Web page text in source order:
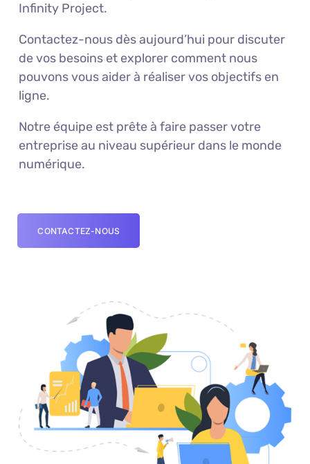
Infinity Project.
Contactez-nous dès aujourd’hui pour discuter
de vos besoins et explorer comment nous
pouvons vous aider à réaliser vos objectifs en
ligne.
Notre équipe est prête à faire passer votre
entreprise au niveau supérieur dans le monde
numérique.
CONTACTEZ-NOUS